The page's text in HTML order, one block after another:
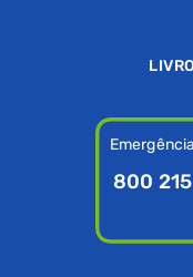
800